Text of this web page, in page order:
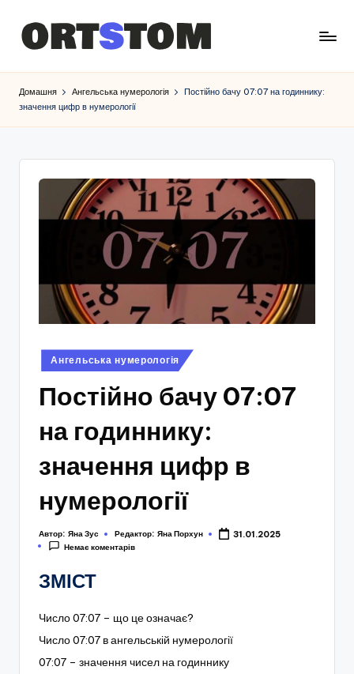
Домашня Ангельська нумерологія
Постійно бачу 07:07 на годиннику:
значення цифр в нумерології
Опубліковано
у
Ангельська нумерологія
Постійно бачу 07:07
на годиннику:
значення цифр в
нумерології
Автор: Яна Зус Редактор: Яна Порхун
31.01.2025
Немає коментарів
ЗМІСТ
Число 07:07 – що це означає?
Число 07:07 в ангельській нумерології
07:07 – значення чисел на годиннику